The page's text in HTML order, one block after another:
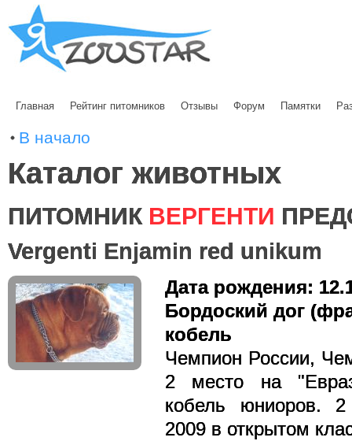
Главная Рейтинг питомников Отзывы Форум Памятки
В начало
Каталог животных
ПИТОМНИК ВЕРГЕНТИ
Vergenti Enjamin red unikum
Дата рождения:
Бордоский дог
кобель
Чемпион России,
2 место на
кобель юниоров.
2009 в открытом